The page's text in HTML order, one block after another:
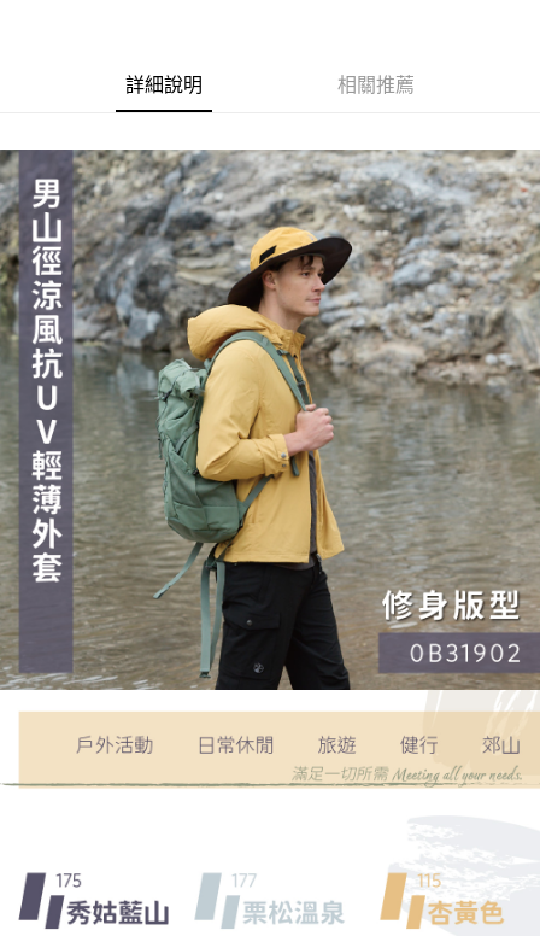
用戶於交易時，得透過本服務購買商品或服務，並由商店將買賣／分期付款
買賣價金債權讓與本公司後，依約使用本公司帳單繳交帳款。
由本公司與您本人進行分期帳單所需資料之確認、核對及更正。
3.完整用戶服務條款，請詳閱以下連結：https://oppay.tw/userRule
購買商品的店家。未經商家同意取消之訂單仍視為有效，需透過AFTEE先享
後付繳納相關費用。
是否繳費成功／繳費後需取消欲退款等相關疑問，請聯繫「AFTEE先享後付
客戶支援中心」https://netprotections.freshdesk.com/support/home
【注意事項】
１．透過由恩沛科技股份有限公司提供之「AFTEE先享後付」服務完成之交
易，需依本服務之必要範圍內提供個人資料，並將交易相關給付款項請求債
權轉讓予恩沛科技股份有限公司。
２．關於個人資料處理事宜，請瀏覽以下網址：
https://aftee.tw/terms/#terms3
３．未成年的使用者請事先徵得法定代理人或監護人之同意方可使用
「AFTEE先享後付」，若未經同意申辦者引起之損失，本公司不負相關責
任。
４．使用「AFTEE先享後付」時，將依據個別帳號之用戶狀況，依本公司即
時審查核予不同之上限額度；若仍有額度不足之情形，本公司將視審查結果
請求用戶進行身份認證。
５．嚴禁一人註冊多個帳號或使用他人資訊註冊。若發現惡意使用之情形，
恩沛科技股份有限公司將有權停止該用戶之使用額度並採取法律行動。
付款後門市自取
免運費
貨到付款
每筆NT$130，滿NT$3,000(含以上)免運費
詳細說明 相關推薦